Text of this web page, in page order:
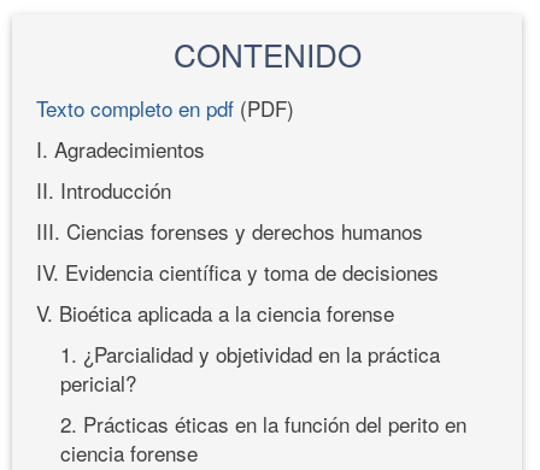
CONTENIDO
Texto completo en pdf (PDF)
I. Agradecimientos
II. Introducción
III. Ciencias forenses y derechos humanos
IV. Evidencia científica y toma de decisiones
V. Bioética aplicada a la ciencia forense
1. ¿Parcialidad y objetividad en la práctica
pericial?
2. Prácticas éticas en la función del perito en
ciencia forense